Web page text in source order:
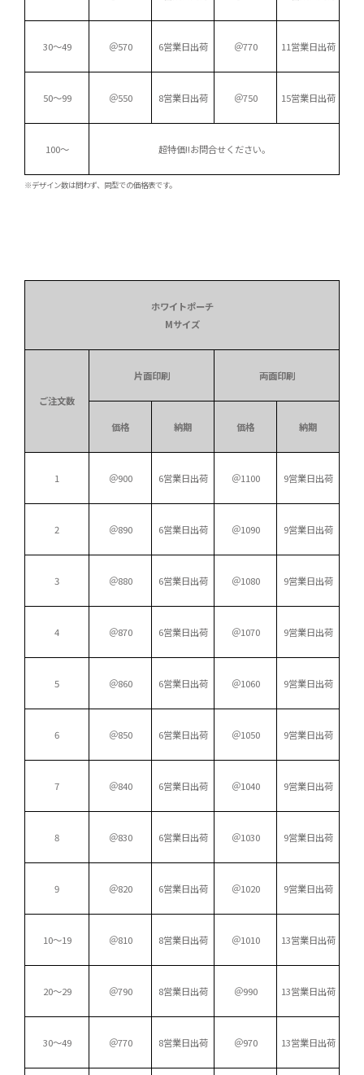
30～49 ＠570 6営業日出荷 ＠770 11営業日出荷
50～99 ＠550 8営業日出荷 ＠750 15営業日出荷
100～ 超特価!!お問合せください。
※デザイン数は問わず、同型での価格表です。
ホワイトポーチ
Mサイズ
ご注文数
片面印刷 両面印刷
価格 納期 価格 納期
1 ＠900 6営業日出荷 ＠1100 9営業日出荷
2 ＠890 6営業日出荷 ＠1090 9営業日出荷
3 ＠880 6営業日出荷 ＠1080 9営業日出荷
4 ＠870 6営業日出荷 ＠1070 9営業日出荷
5 ＠860 6営業日出荷 ＠1060 9営業日出荷
6 ＠850 6営業日出荷 ＠1050 9営業日出荷
7 ＠840 6営業日出荷 ＠1040 9営業日出荷
8 ＠830 6営業日出荷 ＠1030 9営業日出荷
9 ＠820 6営業日出荷 ＠1020 9営業日出荷
10～19 ＠810 8営業日出荷 ＠1010 13営業日出荷
20～29 ＠790 8営業日出荷 ＠990 13営業日出荷
30～49 ＠770 8営業日出荷 ＠970 13営業日出荷